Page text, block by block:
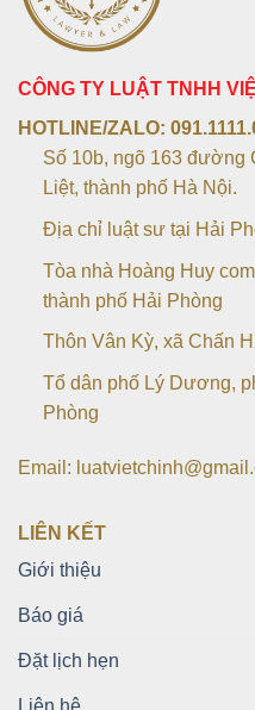
CÔNG TY LUẬT TNHH
HOTLINE/ZALO:
Số 10b, ngõ 163 đường
Liệt, thành phố Hà Nội.
Địa chỉ luật sư tại Hải
Tòa nhà Hoàng Huy
thành phố Hải Phòng
Thôn Vân Kỳ, xã Chấn
Tổ dân phố Lý Dương,
Phòng
Email:
LIÊN KẾT
Giới thiệu
Báo giá
Đặt lịch hẹn
Liên hệ